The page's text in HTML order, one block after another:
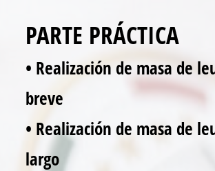
PARTE PRÁCTICA
• Realización de masa de
breve
• Realización de masa de
largo